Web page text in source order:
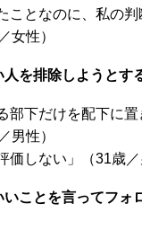
ことなのに、私の
女性）
を排除しようとす
部下だけを配下に
男性）
価しない」（31歳／
ことを言ってフォ